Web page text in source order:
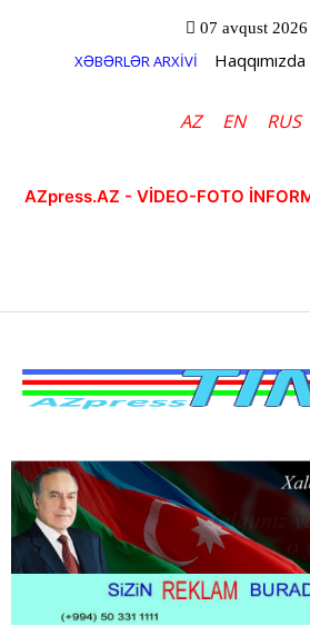
07 avqust 2026
XƏBƏRLƏR ARXİVİ Haqqımızda
AZ EN RUS
AZpress.AZ - VİDEO-FOTO